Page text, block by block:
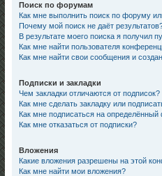
Поиск по форумам
Как мне выполнить поиск по форуму
Почему мой поиск не даёт
В результате моего поиска я получил
Как мне найти пользователя
Как мне найти свои сообщения и
Подписки и закладки
Чем закладки отличаются от подписок?
Как мне сделать закладку или
Как мне подписаться на
Как мне отказаться от подписки?
Вложения
Какие вложения разрешены на этой
Как мне найти мои вложения?